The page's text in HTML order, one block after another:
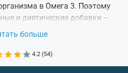
в Омега 3. Поэтому
и диетические добавки –
Omega 3.
кислот (Омега 3)
больше
4.2 (54)